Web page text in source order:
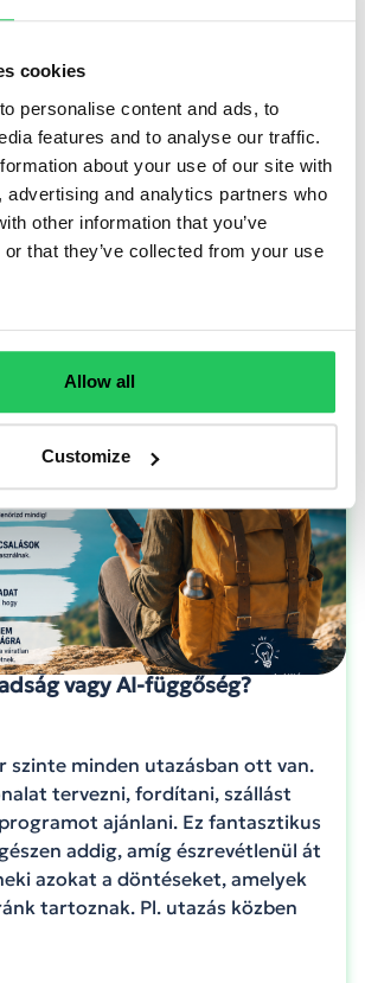
cookies
personalise content and ads, to
features and to analyse our traffic.
about your use of our site with
advertising and analytics partners who
other information that you’ve
that they’ve collected from your use
Allow all
Customize
Kft. folyamatosan beszámol
térítendő európai uniós
felhasználásáról. bejegyzés a
részprojekt eredményeiről.
vagy AI-függőség?
szinte minden utazásban ott van.
tervezni, fordítani, szállást
ajánlani. Ez fantasztikus
addig, amíg észrevétlenül át
azokat a döntéseket, amelyek
tartoznak. Pl. utazás közben